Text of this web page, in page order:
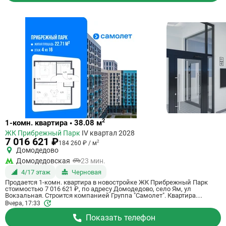
Ссылка
квартиру
1-комн. квартира • 38.08 м2
ЖК Прибрежный Парк IV квартал 2028
7 016 621 ₽184 260 ₽ / м2
Домодедово
Домодедовская
23 мин.
4/17 этаж
Черновая
Продается 1-комн. квартира в новостройке ЖК Прибрежный Парк
стоимостью 7 016 621 ₽, по адресу Домодедово, село Ям, ул
Вокзальная. Строится компанией Группа "Самолет". Квартира
сдается в 4 квартале 2028 года с черновой отделкой, в 23 минутах на
машине от станции метро Домодедовская. Общая площадь
квартиры - 38.08 кв. м. Этаж 4 из 17. ID квартиры на СтройкиРУ
801172, скажите его когда будете звонить.
Вчера, 17:33
Показать телефон